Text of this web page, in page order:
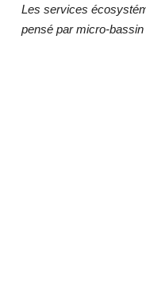
Les services
pensé par micro-